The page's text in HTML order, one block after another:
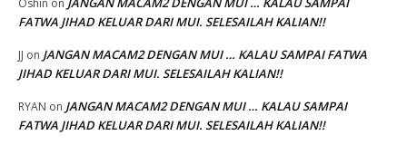
Oshin on
FATWA JIHAD KELUAR DARI MUI. SELESAILAH KALIAN!!
JJ on JANGAN MACAM2 DENGAN MUI … KALAU SAMPAI FATWA
JIHAD KELUAR DARI MUI. SELESAILAH KALIAN!!
RYAN on JANGAN MACAM2 DENGAN MUI … KALAU SAMPAI
FATWA JIHAD KELUAR DARI MUI. SELESAILAH KALIAN!!